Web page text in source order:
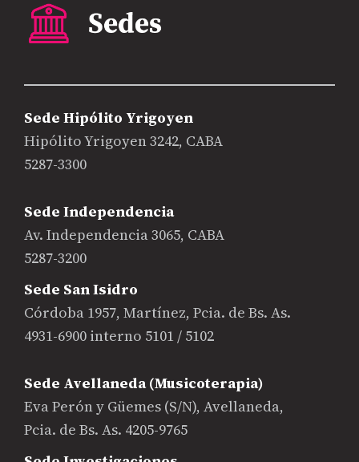
Sede Hipólito Yrigoyen
Hipólito Yrigoyen 3242, CABA
5287-3300
Sede Independencia
Av. Independencia 3065, CABA
5287-3200
Sede San Isidro
Córdoba 1957, Martínez, Pcia. de Bs. As.
4931-6900 interno 5101 / 5102
Sede Avellaneda (Musicoterapia)
Eva Perón y Güemes (S/N), Avellaneda,
Pcia. de Bs. As. 4205-9765